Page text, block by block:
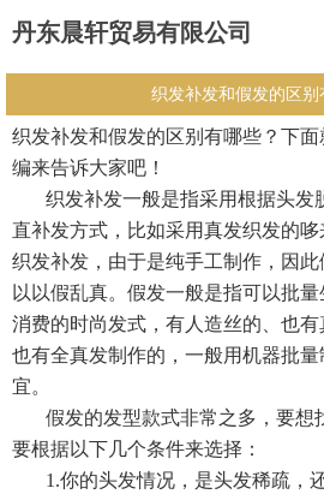
丹东晨轩贸易有限公司
织发补发和假发的区别
织发补发和假发的区别有哪些？下
编来告诉大家吧！
织发补发一般是指采用根据头发
直补发方式，比如采用真发织发的
织发补发，由于是纯手工制作，因
以以假乱真。假发一般是指可以批
消费的时尚发式，有人造丝的、也有
也有全真发制作的，一般用机器批
宜。
假发的发型款式非常之多，要想
要根据以下几个条件来选择：
1.你的头发情况，是头发稀疏，